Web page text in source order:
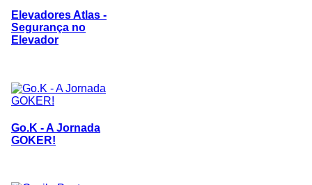
Elevadores Atlas -
Segurança no
Elevador
Go.K - A Jornada
GOKER!